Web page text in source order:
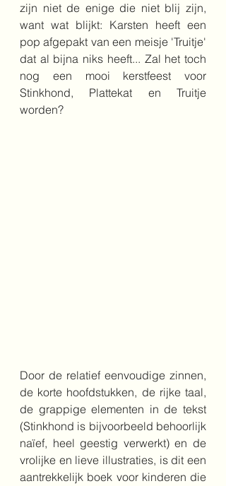
zijn niet de enige die niet blij zijn,
want wat blijkt: Karsten heeft een
pop afgepakt van een meisje 'Truitje'
dat al bijna niks heeft... Zal het toch
nog een mooi kerstfeest voor
Stinkhond, Plattekat en Truitje
worden?
Door de relatief eenvoudige zinnen,
de korte hoofdstukken, de rijke taal,
de grappige elementen in de tekst
(Stinkhond is bijvoorbeeld behoorlijk
naïef, heel geestig verwerkt) en de
vrolijke en lieve illustraties, is dit een
aantrekkelijk boek voor kinderen die